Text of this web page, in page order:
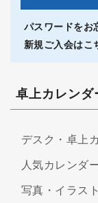
パスワードをお
新規ご入会はこ
卓上カレンダ
デスク・卓上
人気カレンダ
写真・イラス